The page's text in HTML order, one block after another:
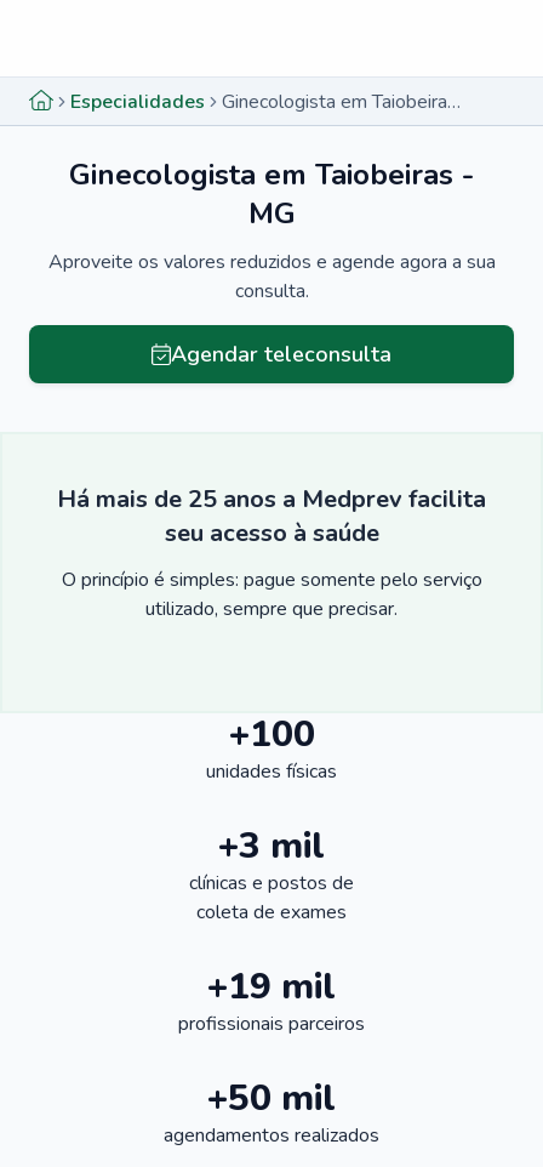
Especialidades Ginecologista em Taiobeiras - MG
Ginecologista em Taiobeiras -
MG
Aproveite os valores reduzidos e agende agora a sua
consulta.
Agendar teleconsulta
Há mais de 25 anos a Medprev facilita
seu acesso à saúde
O princípio é simples: pague somente pelo serviço
utilizado, sempre que precisar.
+100
unidades físicas
+3 mil
clínicas e postos de
coleta de exames
+19 mil
profissionais parceiros
+50 mil
agendamentos realizados